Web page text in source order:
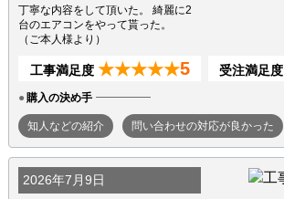
丁寧な内容をして頂いた。 綺麗に2
台のエアコンをやって貰った。
（ご本人様より）
工事満足度 ★★★★★5 受注満足度
購入の決め手
知人などの紹介 問い合わせの対応が良かった
2026年7月9日